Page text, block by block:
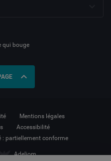
qui bouge
expand_less
Mentions légales
Accessibilité
: partiellement conforme
Adeliom